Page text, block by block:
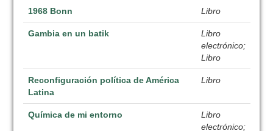
1968 Bonn Libro
Gambia en un batik
Libro
electrónico;
Libro
Reconfiguración política de América
Latina
Libro
Química de mi entorno
Libro
electrónico;